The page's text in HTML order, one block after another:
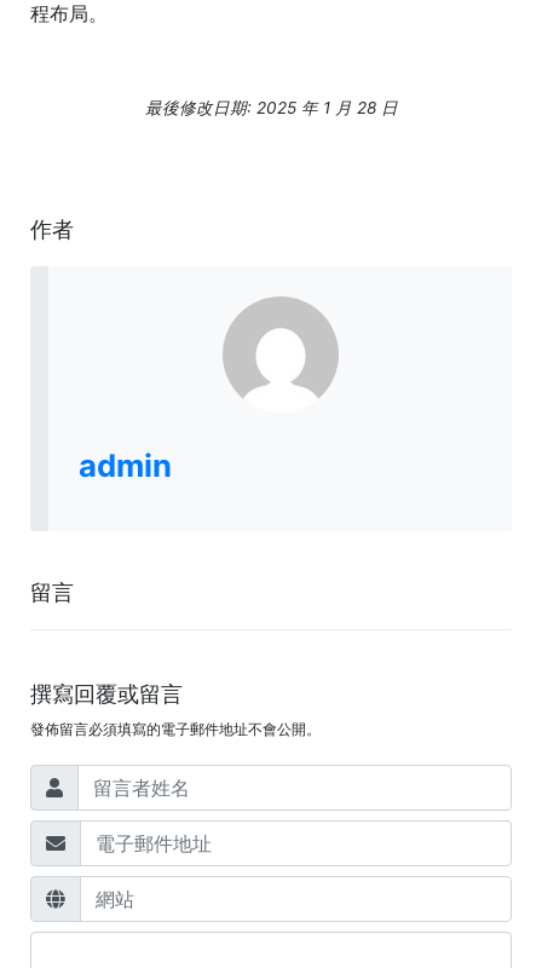
程布局。
最後修改日期: 2025 年 1 月 28 日
作者
admin
留言
撰寫回覆或留言
發佈留言必須填寫的電子郵件地址不會公開。